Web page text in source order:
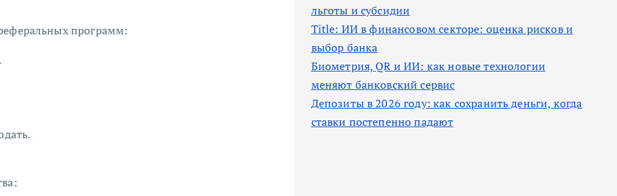
программ:
льготы и субсидии
Title: ИИ в финансовом секторе: оценка рисков и
выбор банка
Биометрия, QR и ИИ: как новые технологии
меняют банковский сервис
Депозиты в 2026 году: как сохранить деньги, когда
ставки постепенно падают